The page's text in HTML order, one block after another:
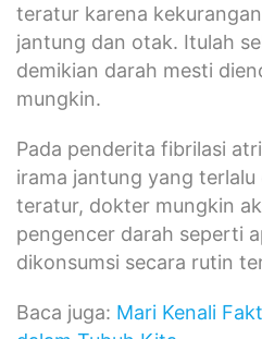
teratur karena
jantung dan otak. Itulah
demikian darah mesti
mungkin.
Pada penderita fibrilasi
irama jantung yang
teratur, dokter mungkin
pengencer darah seperti
dikonsumsi secara rutin
Baca juga: Mari Kenali